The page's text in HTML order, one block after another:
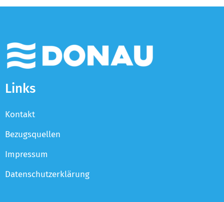
Links
Kontakt
Bezugsquellen
Impressum
Datenschutzerklärung